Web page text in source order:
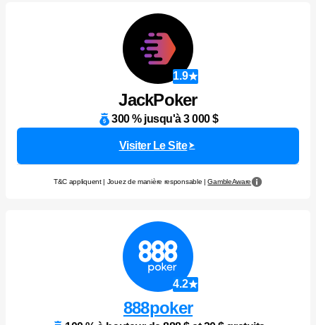
1.9
JackPoker
300 % jusqu'à 3 000 $
Visiter Le Site
T&C appliquent | Jouez de manière responsable |GambleAware
4.2
888poker